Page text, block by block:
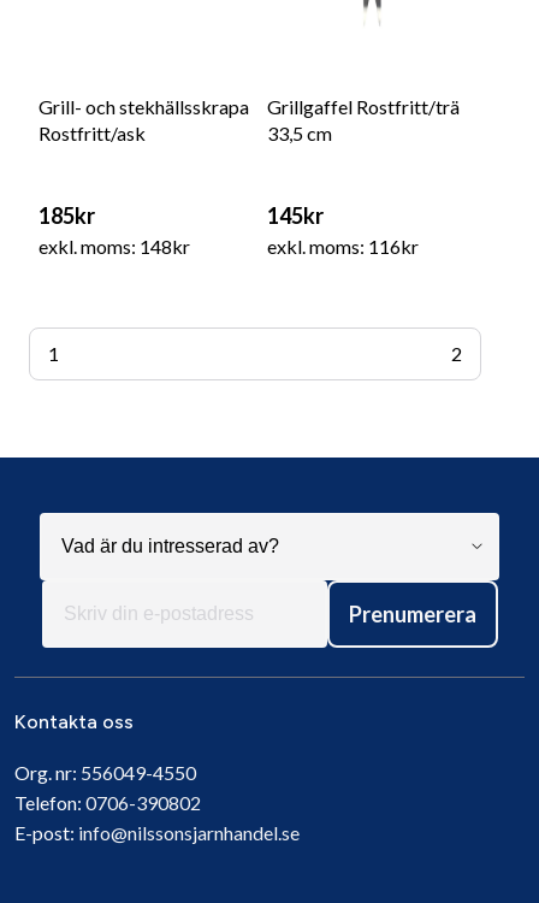
Grill- och stekhällsskrapa
Rostfritt/ask
185kr
exkl. moms: 148kr
Grillgaffel Rostfritt/trä
33,5 cm
145kr
exkl. moms: 116kr
1 2
Prenumerera
Kontakta oss
Org. nr: 556049-4550
Telefon: 0706-390802
E-post: info@nilssonsjarnhandel.se